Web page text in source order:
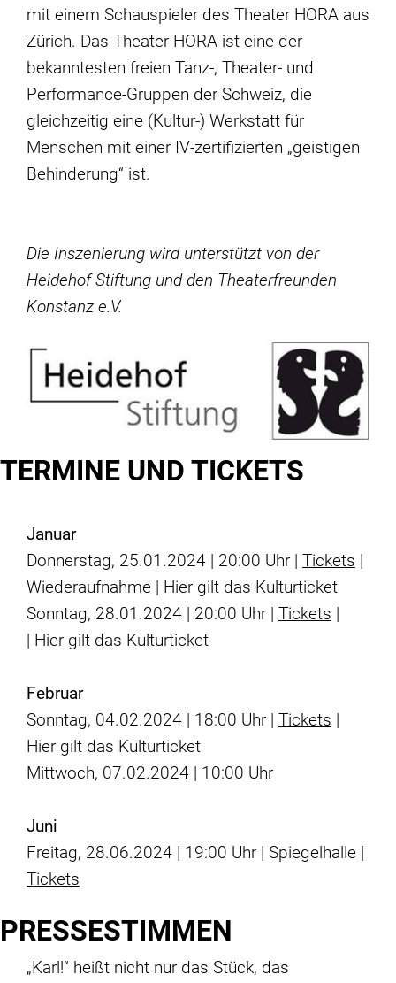
mit einem Schauspieler des Theater HORA aus
Zürich. Das Theater HORA ist eine der
bekanntesten freien Tanz-, Theater- und
Performance-Gruppen der Schweiz, die
gleichzeitig eine (Kultur-) Werkstatt für
Menschen mit einer IV-zertifizierten „geistigen
Behinderung“ ist.
Die Inszenierung wird unterstützt von der
Heidehof Stiftung und den Theaterfreunden
Konstanz e.V.
TERMINE UND TICKETS
Januar
Donnerstag, 25.01.2024 | 20:00 Uhr | Tickets |
Wiederaufnahme | Hier gilt das Kulturticket
Sonntag, 28.01.2024 | 20:00 Uhr | Tickets |
| Hier gilt das Kulturticket
Februar
Sonntag, 04.02.2024 | 18:00 Uhr | Tickets |
Hier gilt das Kulturticket
Mittwoch, 07.02.2024 | 10:00 Uhr
Juni
Freitag, 28.06.2024 | 19:00 Uhr | Spiegelhalle |
Tickets
PRESSESTIMMEN
„Karl!“ heißt nicht nur das Stück, das